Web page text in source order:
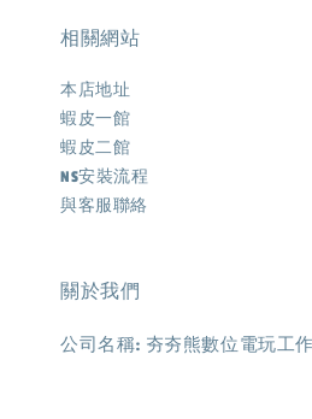
相關網站
本店地址
蝦皮一館
蝦皮二館
NS安裝流程
與客服聯絡
關於我們
公司名稱: 夯夯熊數位電玩工